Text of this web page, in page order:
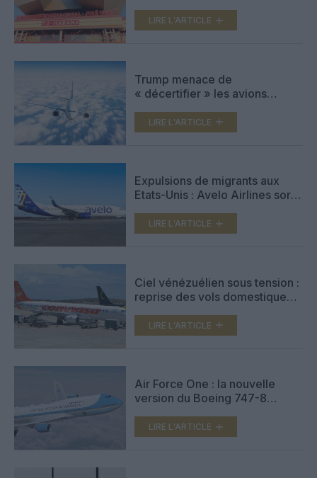
LIRE L'ARTICLE
Trump menace de
« décertifier » les avions
fond de querelle autour de
Gulfstream
LIRE L'ARTICLE
Expulsions de migrants aux
Etats-Unis : Avelo Airlines sort
prend le relais
LIRE L'ARTICLE
Ciel vénézuélien sous tension :
reprise des vols domestiques,
l’international
LIRE L'ARTICLE
Air Force One : la nouvelle
version du Boeing 747-8
LIRE L'ARTICLE